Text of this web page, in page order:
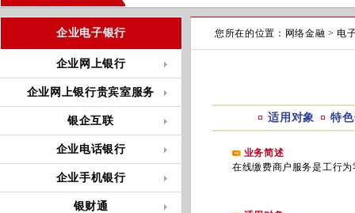
企业电子银行
企业网上银行
企业网上银行贵宾室服务
银企互联
企业电话银行
企业手机银行
银财通
您所在的位置： 网络金融 >电
适用对象 特
业务简述
在线缴费商户服务是工行为